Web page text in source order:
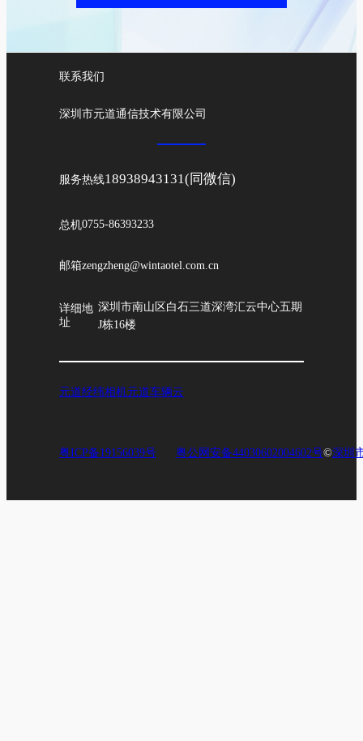
联系我们
深圳市元道通信技术有限公司
服务热线18938943131(同微信)
总机0755-86393233
邮箱zengzheng@wintaotel.com.cn
详细地
址
深圳市南山区白石三道深湾汇云中心五期
J栋16楼
元道经纬相机元道车辆云
粤ICP备19156039号 粤公网安备44030602004602号©深圳